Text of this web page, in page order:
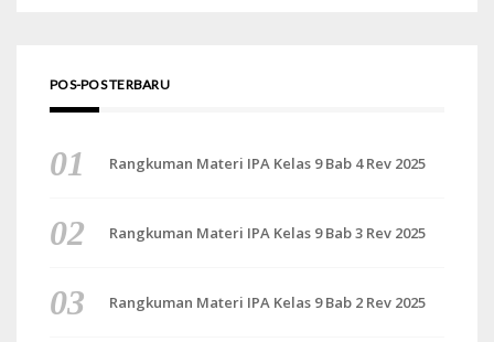
POS-POS TERBARU
Rangkuman Materi IPA Kelas 9 Bab 4 Rev 2025
Rangkuman Materi IPA Kelas 9 Bab 3 Rev 2025
Rangkuman Materi IPA Kelas 9 Bab 2 Rev 2025